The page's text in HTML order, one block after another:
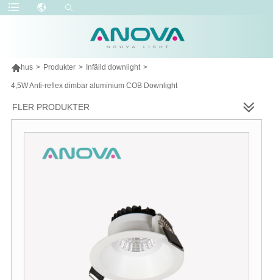
hus > Produkter > Infälld downlight >
4,5W Anti-reflex dimbar aluminium COB Downlight
FLER PRODUKTER